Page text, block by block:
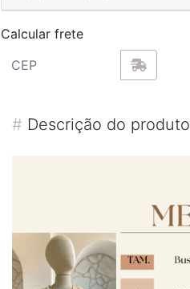
Calcular frete
# Descrição do produto